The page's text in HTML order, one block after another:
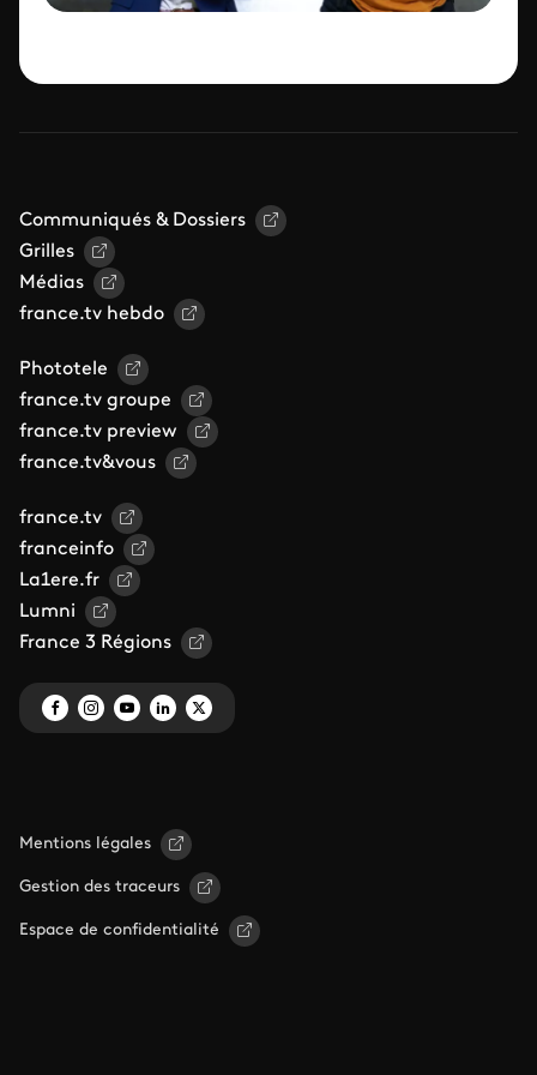
Communiqués & Dossiers
Grilles
Médias
france.tv hebdo
Phototele
france.tv groupe
france.tv preview
france.tv&vous
france.tv
franceinfo
La1ere.fr
Lumni
France 3 Régions
Mentions légales
Gestion des traceurs
Espace de confidentialité